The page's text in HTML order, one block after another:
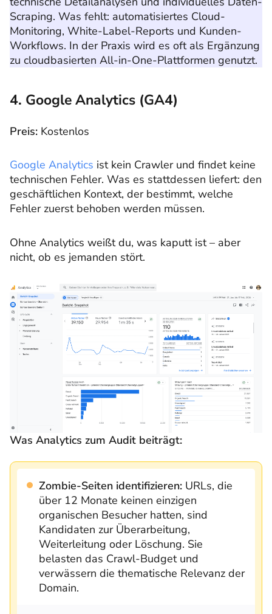
Scraping. Was fehlt: automatisiertes Cloud-
Monitoring, White-Label-Reports und Kunden-
Workflows. In der Praxis wird es oft als Ergänzung
zu cloudbasierten All-in-One-Plattformen genutzt.
4. Google Analytics (GA4)
Preis: Kostenlos
Google Analytics ist kein Crawler und findet keine
technischen Fehler. Was es stattdessen liefert: den
geschäftlichen Kontext, der bestimmt, welche
Fehler zuerst behoben werden müssen.
Ohne Analytics weißt du, was kaputt ist – aber
nicht, ob es jemanden stört.
Was Analytics zum Audit beiträgt:
Zombie-Seiten identifizieren: URLs, die
über 12 Monate keinen einzigen
organischen Besucher hatten, sind
Kandidaten zur Überarbeitung,
Weiterleitung oder Löschung. Sie
belasten das Crawl-Budget und
verwässern die thematische Relevanz der
Domain.